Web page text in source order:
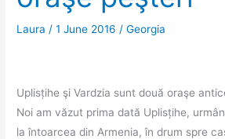
Laura /1 June 2016 /Georgia
Uplisțihe şi Vardzia sunt două oraşe
Noi am văzut prima dată Uplisțihe,
la întoarcea din Armenia, în drum spre